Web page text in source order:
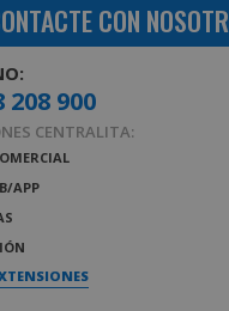
CON
208 900
CENTRALITA:
APP